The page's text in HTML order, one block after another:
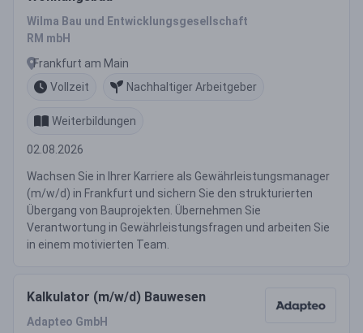
Wilma Bau und Entwicklungsgesellschaft
RM mbH
Frankfurt am Main
Vollzeit
Nachhaltiger Arbeitgeber
Weiterbildungen
02.08.2026
Wachsen Sie in Ihrer Karriere als Gewährleistungsmanager
(m/w/d) in Frankfurt und sichern Sie den strukturierten
Übergang von Bauprojekten. Übernehmen Sie
Verantwortung in Gewährleistungsfragen und arbeiten Sie
in einem motivierten Team.
Kalkulator (m/w/d) Bauwesen
Adapteo GmbH